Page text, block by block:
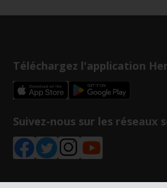
Téléchargez l'application
Suivez-nous sur les réseaux